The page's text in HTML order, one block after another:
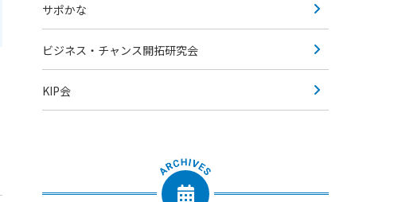
サポかな
ビジネス・チャンス開拓研究会
KIP会